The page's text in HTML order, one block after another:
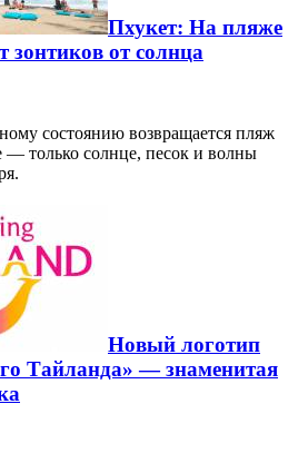
Пхукет: На пляже
зонтиков от солнца
состоянию возвращается пляж
— только солнце, песок и волны
Новый логотип
Тайланда» — знаменитая